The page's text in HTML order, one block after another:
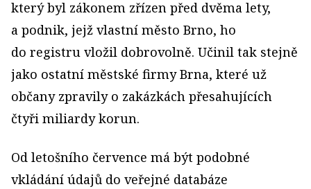
který byl zákonem zřízen před dvěma lety,
a podnik, jejž vlastní město Brno, ho
do registru vložil dobrovolně. Učinil tak stejně
jako ostatní městské firmy Brna, které už
občany zpravily o zakázkách přesahujících
čtyři miliardy korun.
Od letošního července má být podobné
vkládání údajů do veřejné databáze